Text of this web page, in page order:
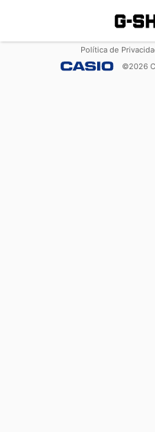
Política de
©2026